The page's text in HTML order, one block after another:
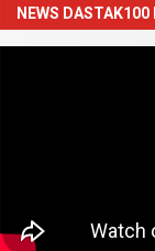
NEWS DASTAK100